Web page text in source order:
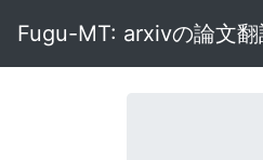
Fugu-MT: arxivの論文翻